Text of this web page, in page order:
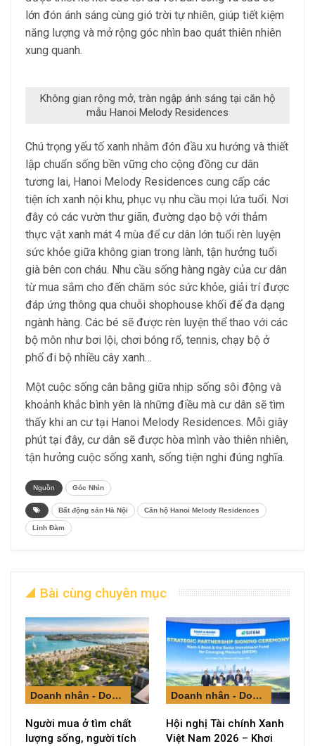
lớn đón ánh sáng cùng gió trời tự nhiên, giúp tiết kiệm
năng lượng và mở rộng góc nhìn bao quát thiên nhiên
xung quanh.
Không gian rộng mở, tràn ngập ánh sáng tại căn hộ
mẫu Hanoi Melody Residences
Chú trọng yếu tố xanh nhằm đón đầu xu hướng và thiết
lập chuẩn sống bền vững cho cộng đồng cư dân
tương lai, Hanoi Melody Residences cung cấp các
tiện ích xanh nội khu, phục vụ nhu cầu mọi lứa tuổi. Nơi
đây có các vườn thư giãn, đường dạo bộ với thảm
thực vật xanh mát 4 mùa để cư dân lớn tuổi rèn luyện
sức khỏe giữa không gian trong lành, tận hưởng tuổi
già bên con cháu. Nhu cầu sống hàng ngày của cư dân
từ mua sắm cho đến chăm sóc sức khỏe, giải trí được
đáp ứng thông qua chuỗi shophouse khối đế đa dạng
ngành hàng. Các bé sẽ được rèn luyện thể thao với các
bộ môn như bơi lội, chơi bóng rổ, tennis, chạy bộ ở
phố đi bộ nhiều cây xanh…
Một cuộc sống cân bằng giữa nhịp sống sôi động và
khoảnh khắc bình yên là những điều mà cư dân sẽ tìm
thấy khi an cư tại Hanoi Melody Residences. Mỗi giây
phút tại đây, cư dân sẽ được hòa mình vào thiên nhiên,
tận hưởng cuộc sống xanh, sống tiện nghi đúng nghĩa.
Nguồn Góc Nhìn
Bất động sản Hà Nội Căn hộ Hanoi Melody Residences
Linh Đàm
Bài cùng chuyên mục
Doanh nhân - Doanh nghiệp
Người mua ở tìm chất
lượng sống, người tích
Doanh nhân - Doanh nghiệp
Hội nghị Tài chính Xanh
Việt Nam 2026 – Khơi